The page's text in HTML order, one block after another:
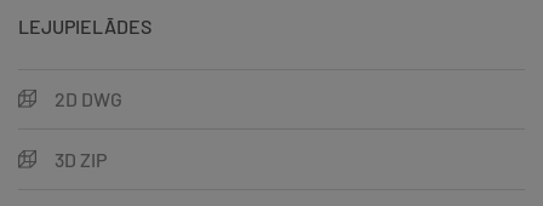
LEJUPIELĀDES
2D DWG
3D ZIP